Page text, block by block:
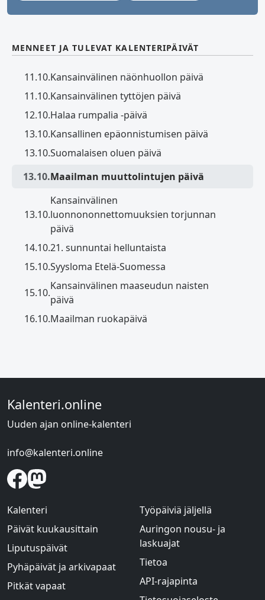
MENNEET JA TULEVAT KALENTERIPÄIVÄT
11.10.Kansainvälinen näönhuollon päivä
11.10.Kansainvälinen tyttöjen päivä
12.10.Halaa rumpalia -päivä
13.10.Kansallinen epäonnistumisen päivä
13.10.Suomalaisen oluen päivä
13.10.Maailman muuttolintujen päivä
13.10.
Kansainvälinen
luonnononnettomuuksien torjunnan
päivä
14.10.21. sunnuntai helluntaista
15.10.Syysloma Etelä-Suomessa
15.10.
Kansainvälinen maaseudun naisten
päivä
16.10.Maailman ruokapäivä
Kalenteri.online
Uuden ajan online-kalenteri
info@kalenteri.online
Kalenteri
Päivät kuukausittain
Liputuspäivät
Pyhäpäivät ja arkivapaat
Pitkät vapaat
Työpäiviä jäljellä
Auringon nousu- ja
laskuajat
Tietoa
API-rajapinta